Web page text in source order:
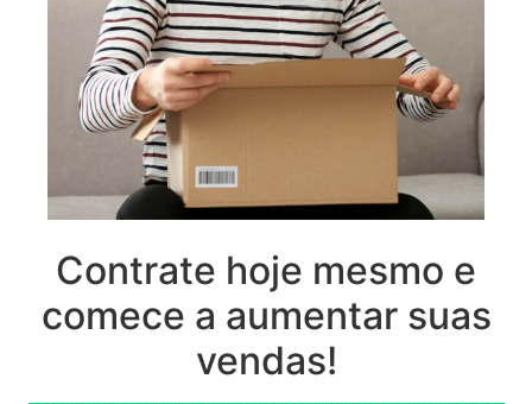
Contrate hoje mesmo e
comece a aumentar suas
vendas!